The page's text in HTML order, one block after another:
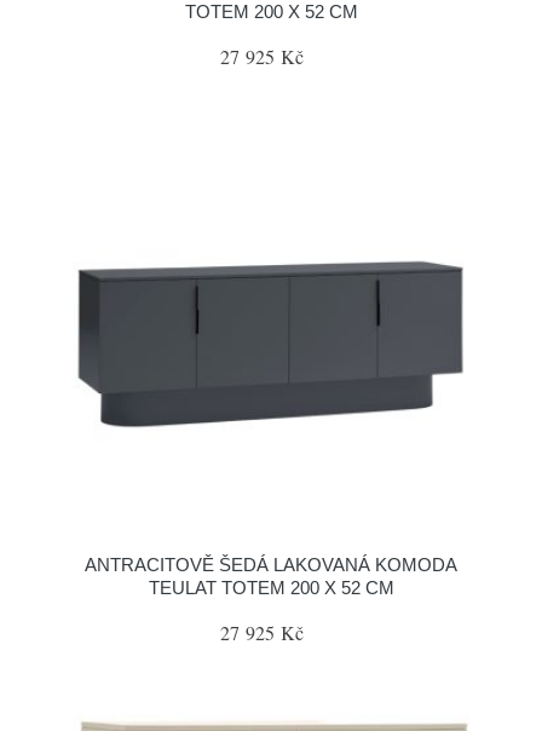
TOTEM 200 X 52 CM
27 925 Kč
ANTRACITOVĚ ŠEDÁ LAKOVANÁ KOMODA
TEULAT TOTEM 200 X 52 CM
27 925 Kč